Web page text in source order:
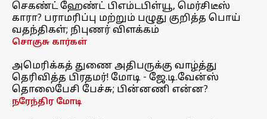
செகண்ட் ஹேண்ட் பிஎம்டபிள்யூ, மெர்சிடீஸ்
காரா? பராமரிப்பு மற்றும் பழுது குறித்த பொய்
வதந்திகள்; நிபுணர் விளக்கம்
சொகுசு கார்கள்
அமெரிக்கத் துணை அதிபருக்கு வாழ்த்து
தெரிவித்த பிரதமர்! மோடி - ஜே.டி.வேன்ஸ்
தொலைபேசி பேச்சு; பின்னணி என்ன?
நரேந்திர மோடி